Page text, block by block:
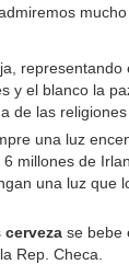
representando
y el blanco la
de las
una luz
millones de
una luz que
cerveza se bebe
Rep. Checa.